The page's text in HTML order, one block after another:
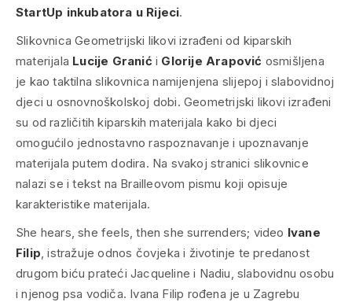
StartUp inkubatora u Rijeci.
SlikovnicaGeometrijski likovi izrađeni od kiparskih
materijala Lucije Granić i Glorije Arapović osmišljena
je kao taktilna slikovnica namijenjena slijepoj i slabovidnoj
djeci u osnovnoškolskoj dobi. Geometrijski likovi izrađeni
su od različitih kiparskih materijala kako bi djeci
omogućilo jednostavno raspoznavanje i upoznavanje
materijala putem dodira. Na svakoj stranici slikovnice
nalazi se i tekst na Brailleovom pismu koji opisuje
karakteristike materijala.
She hears, she feels, then she surrenders; video Ivane
Filip, istražuje odnos čovjeka i životinje te predanost
drugom biću prateći Jacqueline i Nadiu, slabovidnu osobu
i njenog psa vodiča. Ivana Filip rođena je u Zagrebu